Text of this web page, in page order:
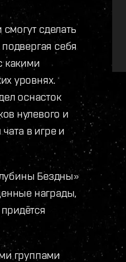
сделать
себя
какими
уровнях.
оснасток
нулевого и
в игре и
Бездны»
награды,
группами